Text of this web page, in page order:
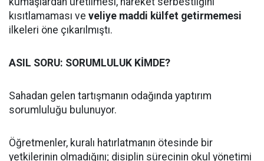
kısıtlamaması ve veliye maddi külfet getirmemesi
ilkeleri öne çıkarılmıştı.
ASIL SORU: SORUMLULUK KİMDE?
Sahadan gelen tartışmanın odağında yaptırım
sorumluluğu bulunuyor.
Öğretmenler, kuralı hatırlatmanın ötesinde bir
yetkilerinin olmadığını; disiplin sürecinin okul yönetimi